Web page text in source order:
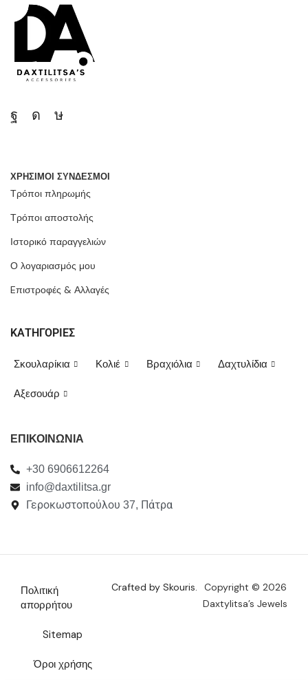
ΧΡΗΣΙΜΟΙ ΣΥΝΔΕΣΜΟΙ
Τρόποι πληρωμής
Τρόποι αποστολής
Ιστορικό παραγγελιών
Ο λογαριασμός μου
Eπιστροφές & Αλλαγές
ΚΑΤΗΓΟΡΙΕΣ
Σκουλαρίκια Κολιέ Βραχιόλια Δαχτυλίδια
Αξεσουάρ
ΕΠΙΚΟΙΝΩΝΙΑ
+30 6906612264
info@daxtilitsa.gr
Γεροκωστοπούλου 37, Πάτρα
Πολιτική
απορρήτου
Sitemap
Όροι χρήσης
Crafted by Skouris.
Copyright © 2026
Daxtylitsa’s Jewels